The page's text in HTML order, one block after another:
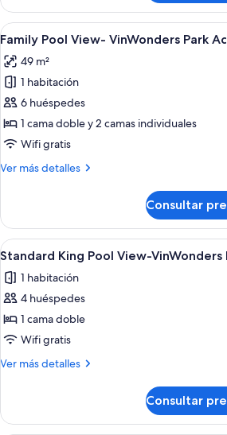
Room-
VinWonders
Park
Access
Abrir
todas
las
fotos
de
Family
Pool
VinWonders
Una
7
Family Pool View- VinWonders Park
49 m²
1 habitación
6 huéspedes
1 cama doble y 2 camas individuales
Wifi gratis
Ver más detalles
Más
Pool
View-
VinWonders
Access
Consultar
Abrir
todas
las
fotos
de
Standard
King
VinWonders
Park
5
Standard King Pool View-VinWonders
1 habitación
4 huéspedes
1 cama doble
Wifi gratis
Ver más detalles
Más
King
Consultar